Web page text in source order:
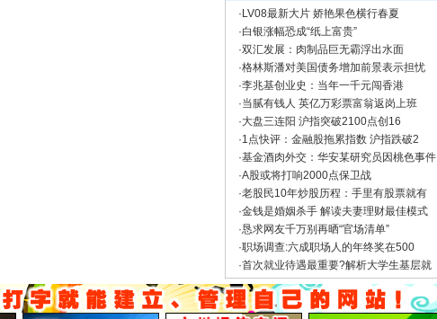
· LV08最新大片 娇艳果色横行春夏
·白银涨幅恐成“纸上富贵”
·双汇发展：肉制品巨无霸浮出水面
·格林斯潘对美国债务增加前景表示担忧
·李兆基创业史：当年一千元闯香港
·当腻有钱人 英亿万彩票富翁返岗上班
·大盘三连阳 沪指突破2100点创16
·1点快评：金融股拖累指数 沪指跌破2
·基金酒肉外交：华安某研究员因桃色事件
·A股或将打响2000点保卫战
·老股民10年炒股历程：手里有股票就有
·金钱是婚姻杀手 解读夫妻理财最佳模式
·恳求网友千万别再晒“官场清单”
·职场调查:六成职场人的年终奖在500
·首次就业待遇最重要?解析大学生基层就